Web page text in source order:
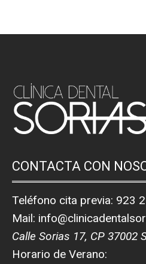
CONTACTA CON
Teléfono cita previa: 923
Mail:
Calle Sorias 17, CP 37002
Horario de Verano: